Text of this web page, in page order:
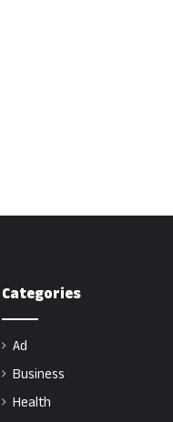
Categories
Ad
Business
Health